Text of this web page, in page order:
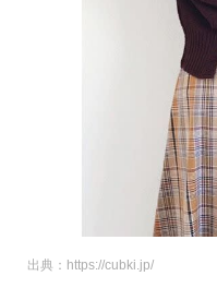
出典：https://cubki.jp/